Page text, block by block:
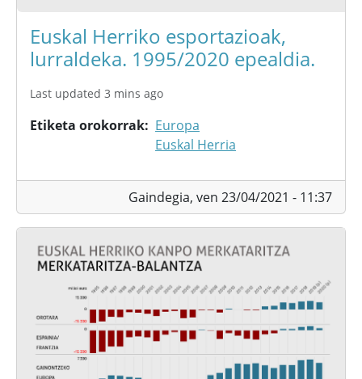
Euskal Herriko esportazioak,
lurraldeka. 1995/2020 epealdia.
Last updated 3 mins ago
Etiketa orokorrak
Europa
Euskal Herria
Gaindegia, ven 23/04/2021 - 11:37